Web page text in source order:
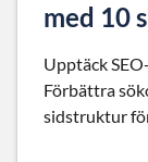
med 10
Upptäck
Förbättra
sidstruktur